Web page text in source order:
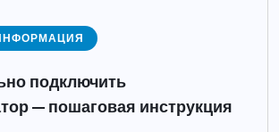
подключить
— пошаговая инструкция